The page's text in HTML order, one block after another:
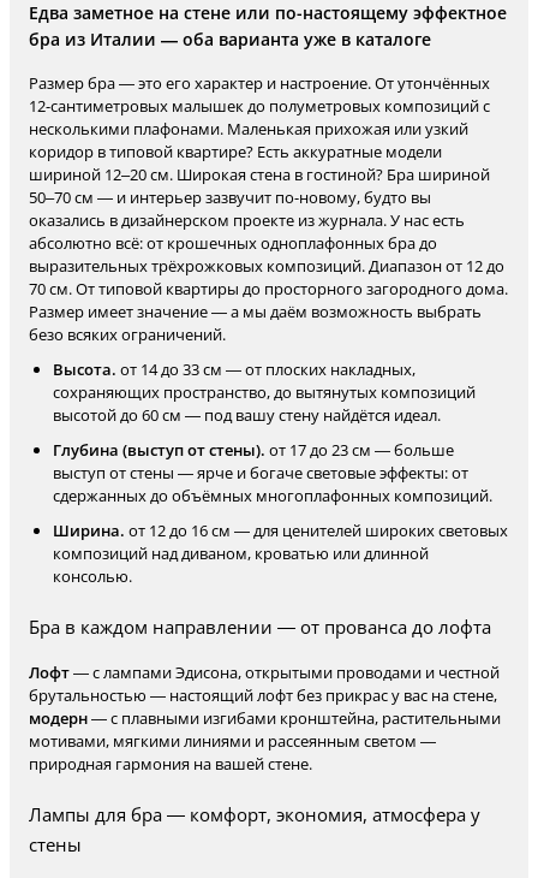
Едва заметное на стене или по-настоящему эффектное
бра из Италии — оба варианта уже в каталоге
Размер бра — это его характер и настроение. От утончённых
12-сантиметровых малышек до полуметровых композиций с
несколькими плафонами. Маленькая прихожая или узкий
коридор в типовой квартире? Есть аккуратные модели
шириной 12–20 см. Широкая стена в гостиной? Бра шириной
50–70 см — и интерьер зазвучит по-новому, будто вы
оказались в дизайнерском проекте из журнала. У нас есть
абсолютно всё: от крошечных одноплафонных бра до
выразительных трёхрожковых композиций. Диапазон от 12 до
70 см. От типовой квартиры до просторного загородного дома.
Размер имеет значение — а мы даём возможность выбрать
безо всяких ограничений.
Высота. от 14 до 33 см — от плоских накладных,
сохраняющих пространство, до вытянутых композиций
высотой до 60 см — под вашу стену найдётся идеал.
Глубина (выступ от стены). от 17 до 23 см — больше
выступ от стены — ярче и богаче световые эффекты: от
сдержанных до объёмных многоплафонных композиций.
Ширина. от 12 до 16 см — для ценителей широких световых
композиций над диваном, кроватью или длинной
консолью.
Бра в каждом направлении — от прованса до лофта
Лофт— с лампами Эдисона, открытыми проводами и честной
брутальностью — настоящий лофт без прикрас у вас на стене,
модерн— с плавными изгибами кронштейна, растительными
мотивами, мягкими линиями и рассеянным светом —
природная гармония на вашей стене.
Лампы для бра — комфорт, экономия, атмосфера у
стены